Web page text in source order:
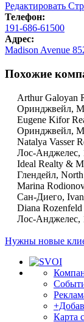
Редактировать
Телефон:
191-686-61500
Адрес:
Madison Avenue
Похожие
Arthur Galoyan
Оринджвейл,
Eugene Kifor
Оринджвейл,
Natalya Vasser
Лос-Анджелес,
Ideal Realty &
Глендейл,
Marina
Сан-Диего,
Diana Rozenfeld
Лос-Анджелес,
Нужны новые
Карта